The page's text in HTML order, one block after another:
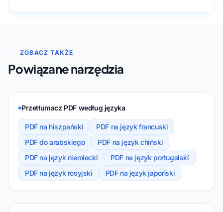
ZOBACZ TAKŻE
Powiązane narzędzia
Przetłumacz PDF według języka
PDF na hiszpański
PDF na język francuski
PDF do arabskiego
PDF na język chiński
PDF na język niemiecki
PDF na język portugalski
PDF na język rosyjski
PDF na język japoński